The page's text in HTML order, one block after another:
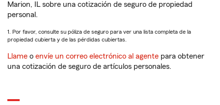
Marion, IL sobre una cotización de seguro de propiedad
personal.
1. Por favor, consulte su póliza de seguro para ver una lista completa de la
propiedad cubierta y de las pérdidas cubiertas.
Llame o envíe un correo electrónico al agente para obtener
una cotización de seguro de artículos personales.